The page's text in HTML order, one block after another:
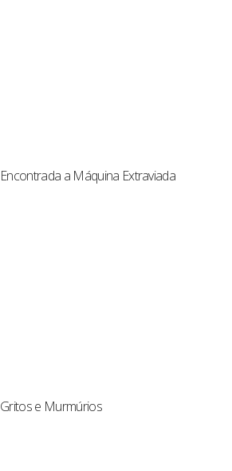
Encontrada a Máquina Extraviada
Gritos e Murmúrios